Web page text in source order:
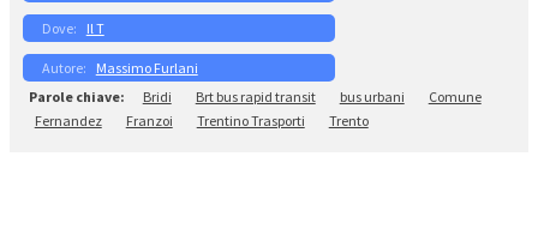
Il T
Massimo Furlani
Bridi
Brt bus rapid transit bus urbani
Comune
Fernandez
Franzoi Trentino Trasporti Trento